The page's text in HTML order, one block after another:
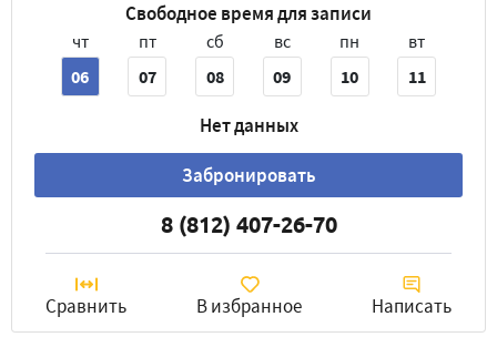
Свободное время для записи
чт
06
пт
07
сб
08
вс
09
пн
10
вт
11
Нет данных
Забронировать
8 (812) 407-26-70
Сравнить В избранное Написать